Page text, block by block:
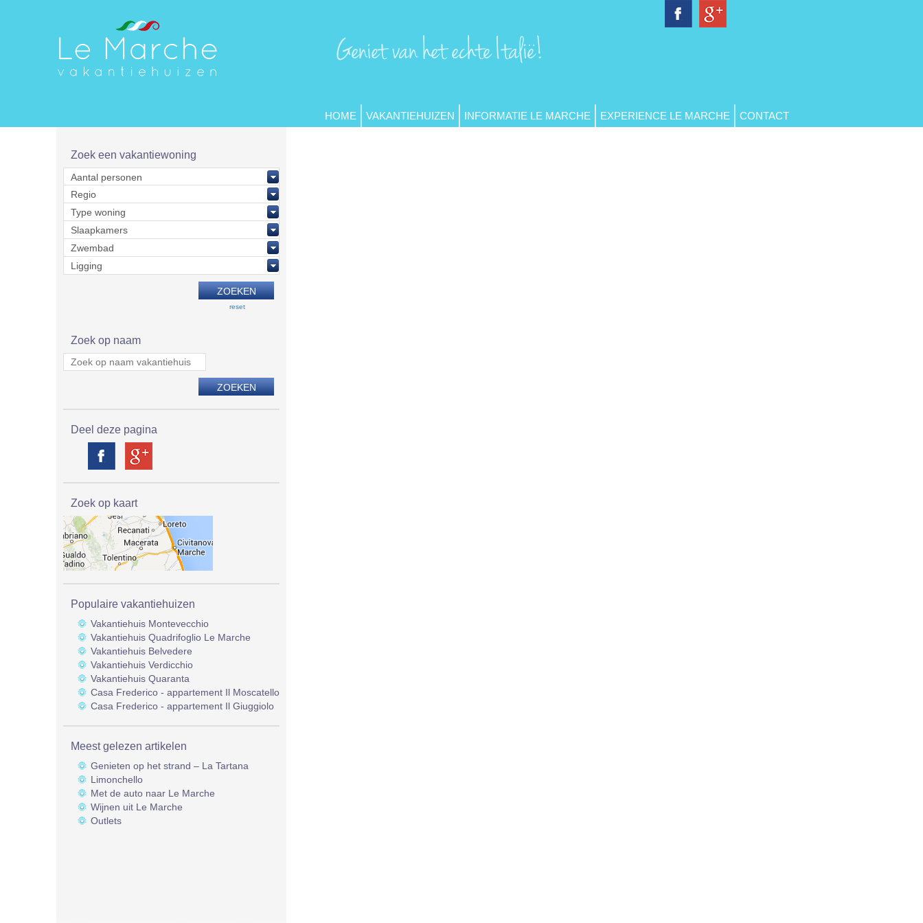
HOME VAKANTIEHUIZEN INFORMATIE LE MARCHE EXPERIENCE LE MARCHE CONTACT
Zoek een vakantiewoning
reset
Zoek op naam
Deel deze pagina
Zoek op kaart
Populaire vakantiehuizen
Vakantiehuis Montevecchio
Vakantiehuis Quadrifoglio Le Marche
Vakantiehuis Belvedere
Vakantiehuis Verdicchio
Vakantiehuis Quaranta
Casa Frederico - appartement Il Moscatello
Casa Frederico - appartement Il Giuggiolo
Meest gelezen artikelen
Genieten op het strand – La Tartana
Limonchello
Met de auto naar Le Marche
Wijnen uit Le Marche
Outlets